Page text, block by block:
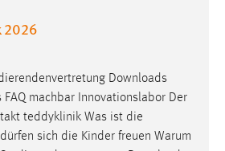
2026
Downloads
FAQ machbar Innovationslabor Der
teddyklinik Was ist die
sich die Kinder freuen Warum